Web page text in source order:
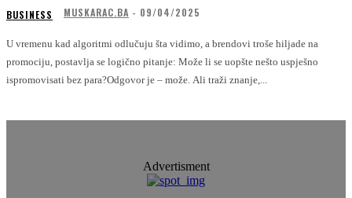
BUSINESS MUSKARAC.BA - 09/04/2025
U vremenu kad algoritmi odlučuju šta vidimo, a brendovi troše hiljade na
promociju, postavlja se logično pitanje: Može li se uopšte nešto uspješno
ispromovisati bez para?Odgovor je – može. Ali traži znanje,...
Advertisment